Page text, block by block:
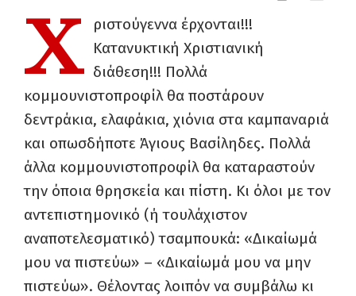
Χ
ριστούγεννα έρχονται!!!
Κατανυκτική Χριστιανική
διάθεση!!! Πολλά
κομμουνιστοπροφίλ θα ποστάρουν
δεντράκια, ελαφάκια, χιόνια στα καμπαναριά
και οπωσδήποτε Άγιους Βασίληδες. Πολλά
άλλα κομμουνιστοπροφίλ θα καταραστούν
την όποια θρησκεία και πίστη. Κι όλοι με τον
αντεπιστημονικό (ή τουλάχιστον
αναποτελεσματικό) τσαμπουκά: «Δικαίωμά
μου να πιστεύω» – «Δικαίωμά μου να μην
πιστεύω». Θέλοντας λοιπόν να συμβάλω κι